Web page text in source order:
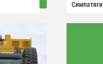
Симпатяги